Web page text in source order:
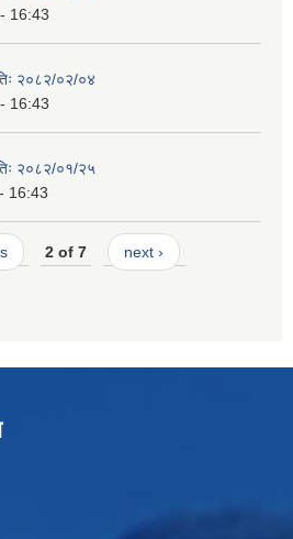
16:43
२०८२/०२/०४
16:43
२०८२/०१/२५
16:43
2 of 7 next ›